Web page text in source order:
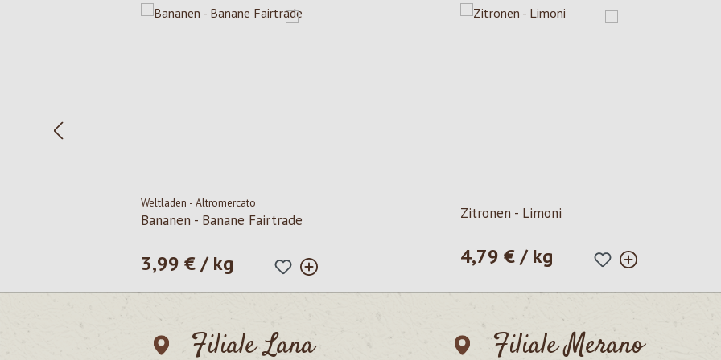
Weltladen - Altromercato
Bananen - Banane Fairtrade
Prezzo normale:
3,99 € / kg
Zitronen - Limoni
Prezzo normale:
4,79 € / kg
Filiale Lana Filiale Merano